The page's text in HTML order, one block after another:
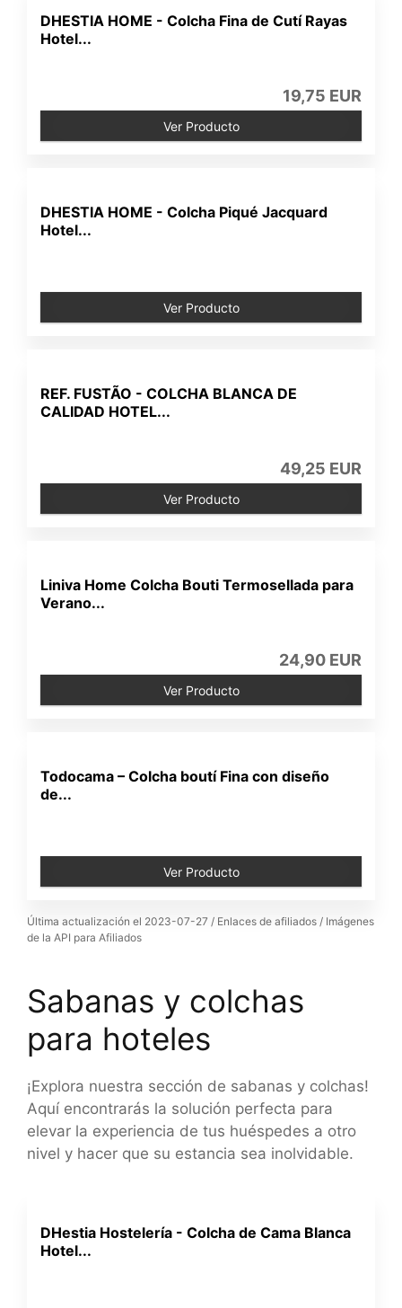
DHESTIA HOME - Colcha Fina de Cutí Rayas
Hotel...
19,75 EUR
Ver Producto
DHESTIA HOME - Colcha Piqué Jacquard
Hotel...
Ver Producto
REF. FUSTÃO - COLCHA BLANCA DE
CALIDAD HOTEL...
49,25 EUR
Ver Producto
Liniva Home Colcha Bouti Termosellada para
Verano...
24,90 EUR
Ver Producto
Todocama – Colcha boutí Fina con diseño
de...
Ver Producto
Última actualización el 2023-07-27 / Enlaces de afiliados / Imágenes
de la API para Afiliados
Sabanas y colchas
para hoteles
¡Explora nuestra sección de sabanas y colchas!
Aquí encontrarás la solución perfecta para
elevar la experiencia de tus huéspedes a otro
nivel y hacer que su estancia sea inolvidable.
DHestia Hostelería - Colcha de Cama Blanca
Hotel...